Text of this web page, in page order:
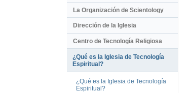
La Organización de Scientology
Dirección de la Iglesia
Centro de Tecnología Religiosa
¿Qué es la Iglesia de Tecnología
Espiritual?
¿Qué es la Iglesia de Tecnología
Espiritual?